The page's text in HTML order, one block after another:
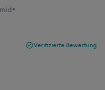
•
Verifizierte Bewertung